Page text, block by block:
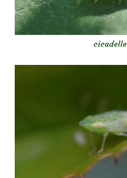
cicadelle